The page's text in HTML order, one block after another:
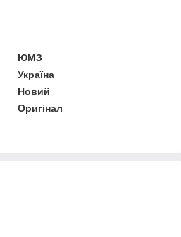
ЮМЗ
Україна
Новий
Оригінал